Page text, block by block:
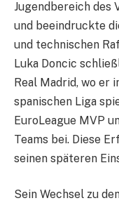
Jugendbereich des
und beeindruckte
und technischen
Luka Doncic
Real Madrid, wo er
spanischen Liga
EuroLeague MVP
Teams bei. Diese
seinen späteren
Sein Wechsel zu